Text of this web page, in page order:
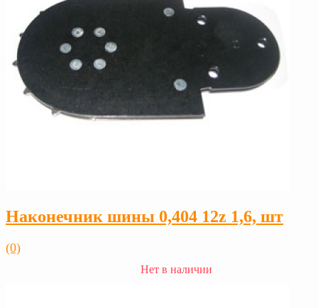
Наконечник шины 0,404 12z 1,6, шт
(0)
Нет в наличии